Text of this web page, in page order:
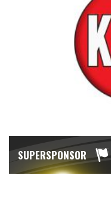
SUPERSPONSOR